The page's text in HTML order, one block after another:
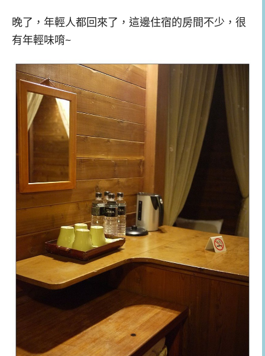
晚了，年輕人都回來了，這邊住宿的房間不少，很
有年輕味唷~